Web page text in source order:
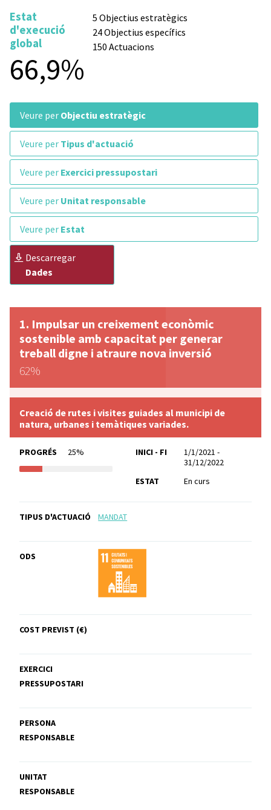
Estat
d'execució
global
66,9%
5 Objectius estratègics
24 Objectius específics
150 Actuacions
veure per Objectiu estratègic
veure per Tipus d'actuació
veure per Exercici pressupostari
veure per Unitat responsable
veure per Estat
descarregar
Dades
Impulsar un creixement econòmic
sostenible amb capacitat per generar
treball digne i atraure nova inversió
62%
Creació de rutes i visites guiades al municipi de
natura, urbanes i temàtiques variades.
PROGRÉS 25% INICI - FI
1/1/2021 -
31/12/2022
ESTAT
En curs
TIPUS D'ACTUACIÓ MANDAT
ODS
COST PREVIST (€)
EXERCICI
PRESSUPOSTARI
PERSONA
RESPONSABLE
UNITAT
RESPONSABLE